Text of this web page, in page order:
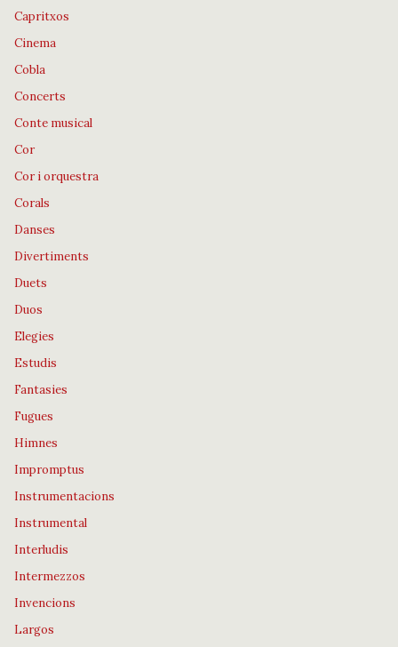
Capritxos
Cinema
Cobla
Concerts
Conte musical
Cor
Cor i orquestra
Corals
Danses
Divertiments
Duets
Duos
Elegies
Estudis
Fantasies
Fugues
Himnes
Impromptus
Instrumentacions
Instrumental
Interludis
Intermezzos
Invencions
Largos